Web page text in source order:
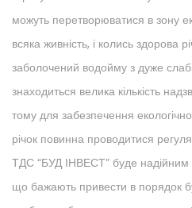
можуть перетворюватися в зону
всяка живність, і колись здорова
заболочений водойму з дуже
знаходиться велика кількість
тому для забезпечення
річок повинна проводитися
ТДС “БУД ІНВЕСТ” буде надійним
що бажають привести в порядок